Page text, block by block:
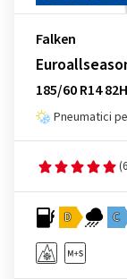
Falken
185/60 R14 82H
Pneumatici
D C